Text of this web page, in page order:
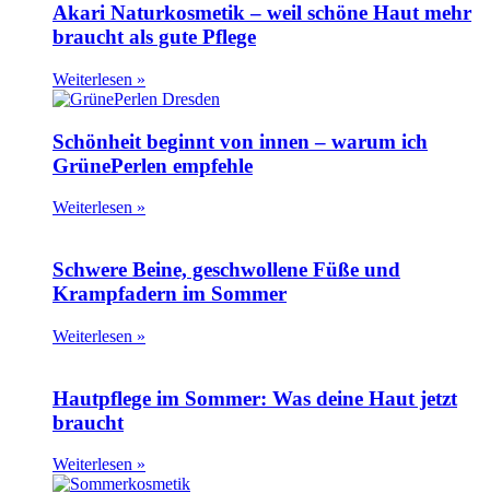
Akari Naturkosmetik – weil schöne Haut mehr
braucht als gute Pflege
Weiterlesen »
Schönheit beginnt von innen – warum ich
GrünePerlen empfehle
Weiterlesen »
Schwere Beine, geschwollene Füße und
Krampfadern im Sommer
Weiterlesen »
Hautpflege im Sommer: Was deine Haut jetzt
braucht
Weiterlesen »